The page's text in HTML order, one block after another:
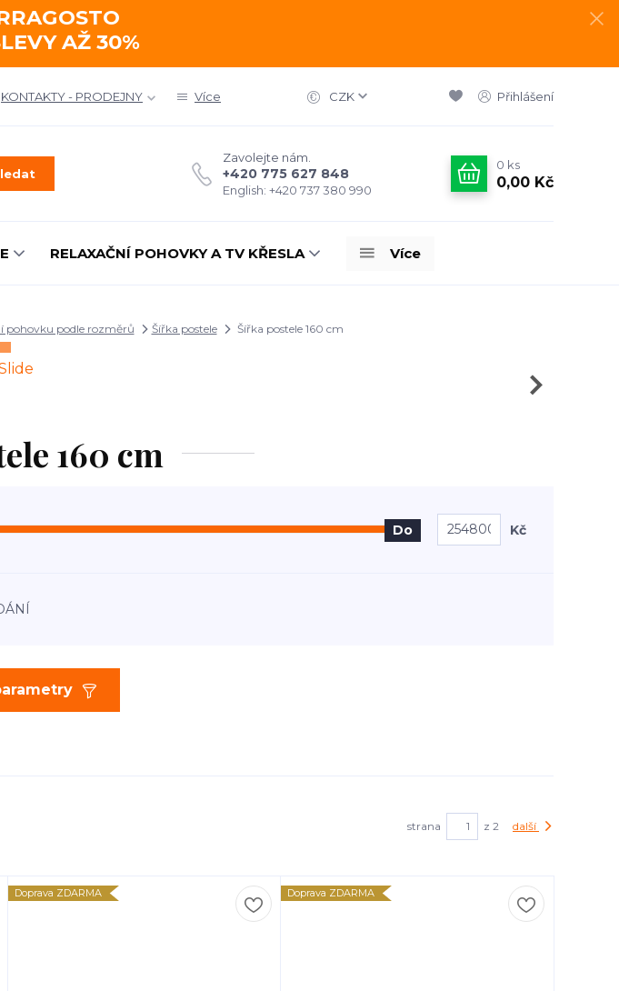
AŽ 30%
KONTAKTY - PRODEJNY Více CZK Přihlášení
Zavolejte nám.
+420 775 627 848
English: +420 737 380 990
0 ks
0,00 Kč
RELAXAČNÍ POHOVKY A TV KŘESLA Více
pohovku podle rozměrů Šířka postele Šířka postele 160 cm
160 cm
Do Kč
strana z 2 další
Doprava ZDARMA Doprava ZDARMA